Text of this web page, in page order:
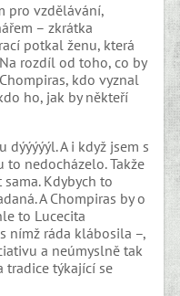
pro vzdělávání,
– zkrátka
potkal ženu, která
rozdíl od toho, co by
kdo vyznal
ho, jak by někteří
dýýýýýl. A i když jsem s
nedocházelo. Takže
Kdybych to
A Chompiras by o
to Lucecita
nímž ráda klábosila –,
a neúmyslně tak
tradice týkající se